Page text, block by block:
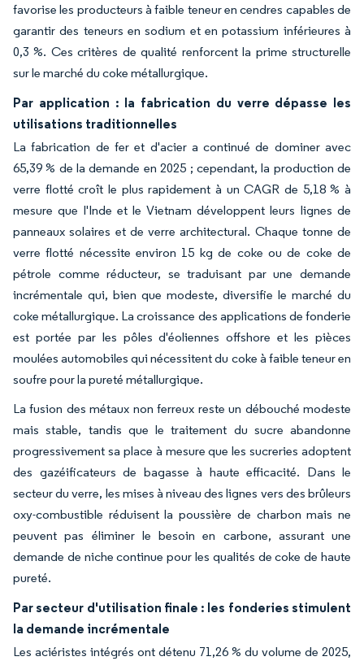
favorise les producteurs à faible teneur en cendres capables de
garantir des teneurs en sodium et en potassium inférieures à
0,3 %. Ces critères de qualité renforcent la prime structurelle
sur le marché du coke métallurgique.
Par application : la fabrication du verre dépasse les
utilisations traditionnelles
La fabrication de fer et d'acier a continué de dominer avec
65,39 % de la demande en 2025 ; cependant, la production de
verre flotté croît le plus rapidement à un CAGR de 5,18 % à
mesure que l'Inde et le Vietnam développent leurs lignes de
panneaux solaires et de verre architectural. Chaque tonne de
verre flotté nécessite environ 15 kg de coke ou de coke de
pétrole comme réducteur, se traduisant par une demande
incrémentale qui, bien que modeste, diversifie le marché du
coke métallurgique. La croissance des applications de fonderie
est portée par les pôles d'éoliennes offshore et les pièces
moulées automobiles qui nécessitent du coke à faible teneur en
soufre pour la pureté métallurgique.
La fusion des métaux non ferreux reste un débouché modeste
mais stable, tandis que le traitement du sucre abandonne
progressivement sa place à mesure que les sucreries adoptent
des gazéificateurs de bagasse à haute efficacité. Dans le
secteur du verre, les mises à niveau des lignes vers des brûleurs
oxy-combustible réduisent la poussière de charbon mais ne
peuvent pas éliminer le besoin en carbone, assurant une
demande de niche continue pour les qualités de coke de haute
pureté.
Par secteur d'utilisation finale : les fonderies stimulent
la demande incrémentale
Les aciéristes intégrés ont détenu 71,26 % du volume de 2025,